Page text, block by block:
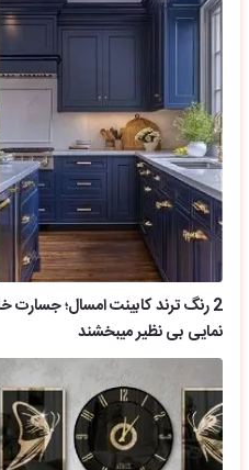
2 رنگ ترند کابینت امسال؛ جسارت
نمایی بی نظیر میبخشند